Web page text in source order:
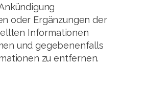
oder Ergänzungen der
Informationen
und gegebenenfalls
zu entfernen.